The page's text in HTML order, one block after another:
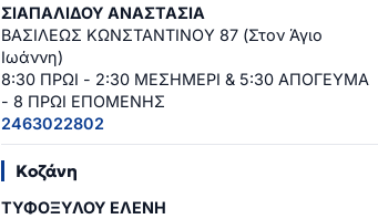
ΣΙΑΠΑΛΙΔΟΥ ΑΝΑΣΤΑΣΙΑ
ΒΑΣΙΛΕΩΣ ΚΩΝΣΤΑΝΤΙΝΟΥ 87 (Στον Άγιο
Ιωάννη)
8:30 ΠΡΩΙ - 2:30 ΜΕΣΗΜΕΡΙ & 5:30 ΑΠΟΓΕΥΜΑ
- 8 ΠΡΩΙ ΕΠΟΜΕΝΗΣ
2463022802
Κοζάνη
ΤΥΦΟΞΥΛΟΥ ΕΛΕΝΗ